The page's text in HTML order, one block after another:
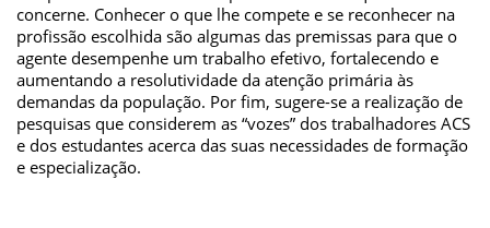
concerne. Conhecer o que lhe compete e se reconhecer na
profissão escolhida são algumas das premissas para que o
agente desempenhe um trabalho efetivo, fortalecendo e
aumentando a resolutividade da atenção primária às
demandas da população. Por fim, sugere-se a realização de
pesquisas que considerem as “vozes” dos trabalhadores ACS
e dos estudantes acerca das suas necessidades de formação
e especialização.